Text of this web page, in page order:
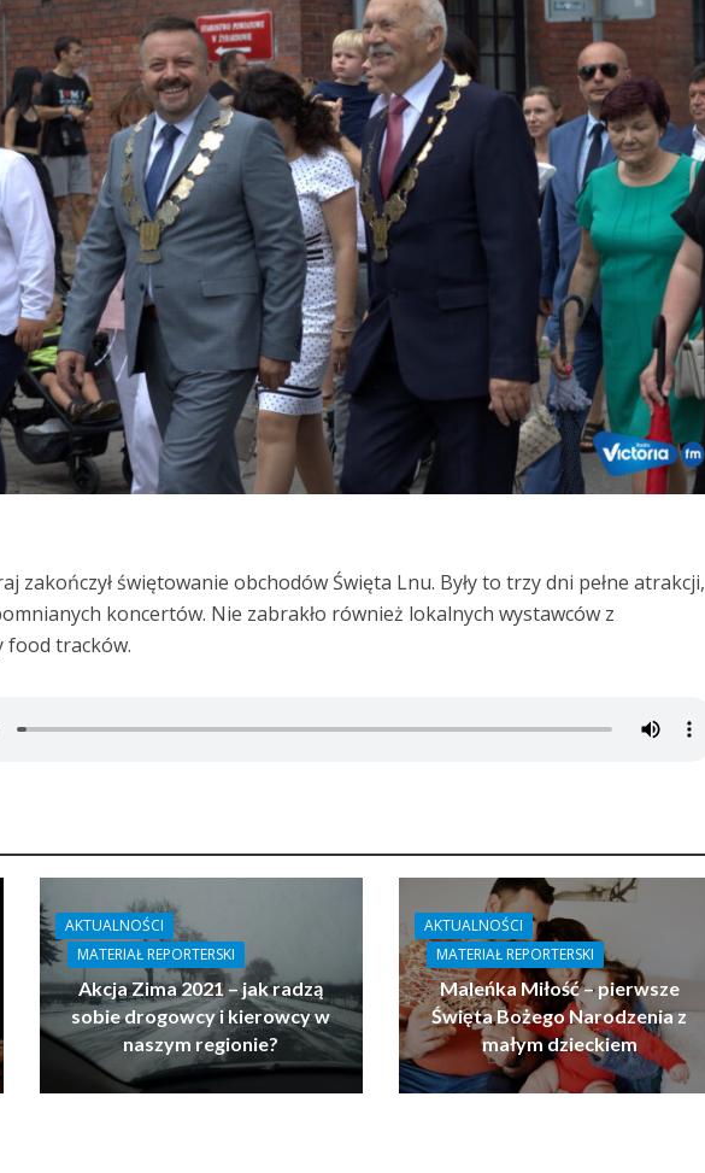
zakończył świętowanie obchodów Święta Lnu. Były to trzy dni pełne atrakcji,
koncertów. Nie zabrakło również lokalnych wystawców z
food tracków.
AKTUALNOŚCI
MATERIAŁ REPORTERSKI
Akcja Zima 2021 – jak radzą
sobie drogowcy i kierowcy w
naszym regionie?
AKTUALNOŚCI
MATERIAŁ REPORTERSKI
Maleńka Miłość – pierwsze
Święta Bożego Narodzenia z
małym dzieckiem